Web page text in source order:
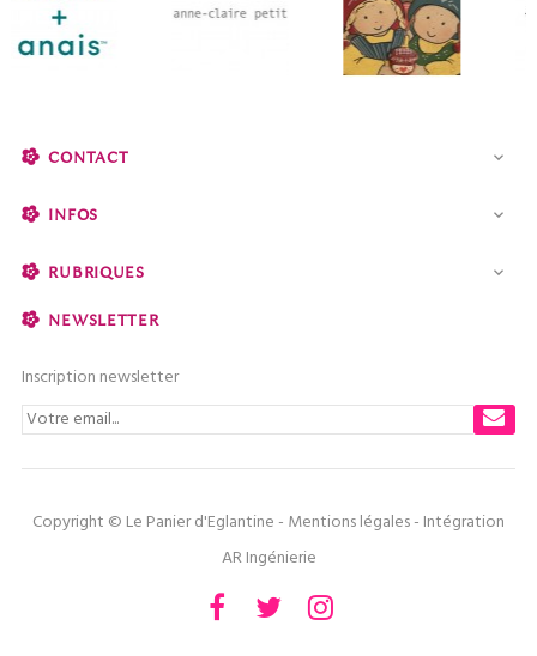
CONTACT 
INFOS 
RUBRIQUES 
NEWSLETTER
Inscription newsletter
Copyright © Le Panier d'Eglantine - Mentions légales- Intégration
AR Ingénierie
FacebookTwitter